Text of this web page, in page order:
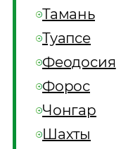
Тамань
Туапсе
Феодосия
Форос
Чонгар
Шахты